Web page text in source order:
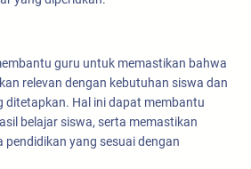
guru untuk memastikan bahwa
relevan dengan kebutuhan siswa dan
ditetapkan. Hal ini dapat membantu
belajar siswa, serta memastikan
pendidikan yang sesuai dengan